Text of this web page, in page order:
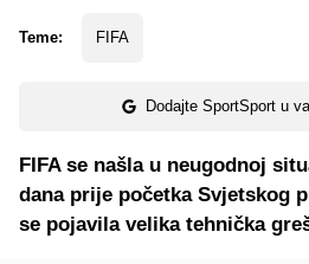
Teme: FIFA
Dodajte SportSport u
FIFA se našla u neugodnoj
dana prije početka Svjetskog
se pojavila velika tehnička